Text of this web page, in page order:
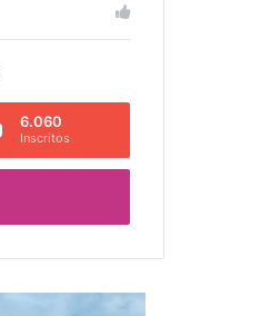
6.060
Inscritos